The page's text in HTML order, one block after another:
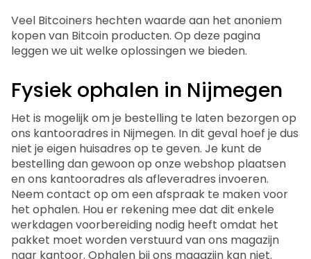
Veel Bitcoiners hechten waarde aan het anoniem
kopen van Bitcoin producten. Op deze pagina
leggen we uit welke oplossingen we bieden.
Fysiek ophalen in Nijmegen
Het is mogelijk om je bestelling te laten bezorgen op
ons kantooradres in Nijmegen. In dit geval hoef je dus
niet je eigen huisadres op te geven. Je kunt de
bestelling dan gewoon op onze webshop plaatsen
en ons kantooradres als afleveradres invoeren.
Neem contact op om een afspraak te maken voor
het ophalen. Hou er rekening mee dat dit enkele
werkdagen voorbereiding nodig heeft omdat het
pakket moet worden verstuurd van ons magazijn
naar kantoor. Ophalen bij ons magazijn kan niet.